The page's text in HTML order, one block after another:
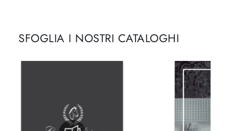
SFOGLIA I NOSTRI CATALOGHI